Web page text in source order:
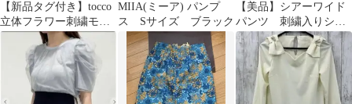
【新品タグ付き】tocco
立体フラワー刺繍モチ
ーフ付きアシメカラー
ワンピース
MIIA(ミーア) パンプ
ス Sサイズ ブラック
【美品】シアーワイド
パンツ 刺繍入りシア
ーパンツ カットワー
クシアーパンツ